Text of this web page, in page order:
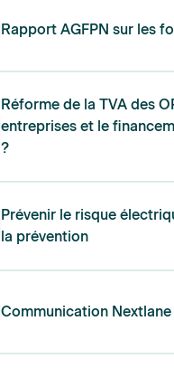
Rapport AGFPN sur les
Réforme de la TVA des
entreprises et le
?
Prévenir le risque
la prévention
Communication